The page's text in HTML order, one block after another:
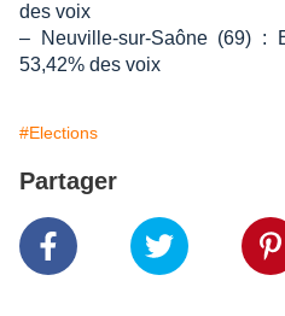
des voix
– Neuville-sur-Saône (69) :
53,42% des voix
#Elections
Partager